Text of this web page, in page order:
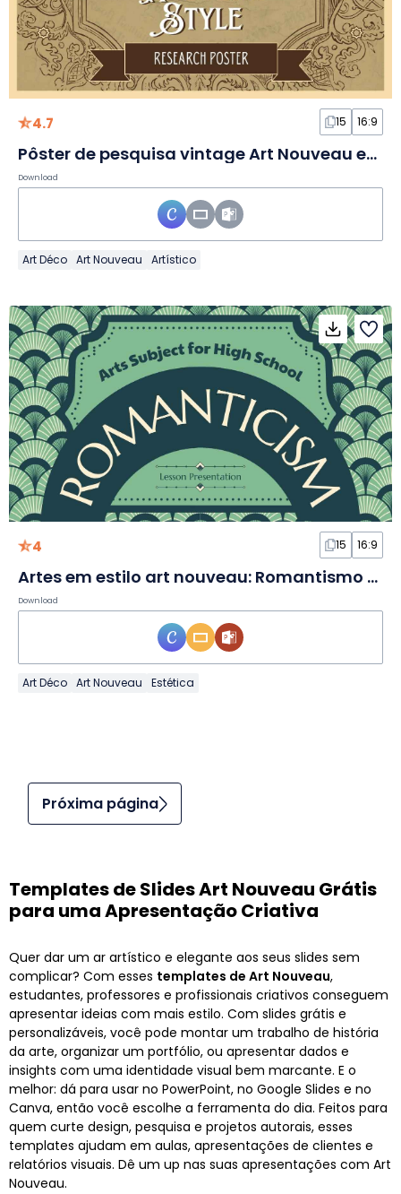
4.7 15 16:9
Pôster de pesquisa vintage Art Nouveau em Slides
Download
Art Déco Art Nouveau Artístico
4 15 16:9
Artes em estilo art nouveau: Romantismo em Slides
Download
Art Déco Art Nouveau Estética
Próxima página
Templates de Slides Art Nouveau Grátis
para uma Apresentação Criativa
Quer dar um ar artístico e elegante aos seus slides sem
complicar? Com esses templates de Art Nouveau,
estudantes, professores e profissionais criativos conseguem
apresentar ideias com mais estilo. Com slides grátis e
personalizáveis, você pode montar um trabalho de história
da arte, organizar um portfólio, ou apresentar dados e
insights com uma identidade visual bem marcante. E o
melhor: dá para usar no PowerPoint, no Google Slides e no
Canva, então você escolhe a ferramenta do dia. Feitos para
quem curte design, pesquisa e projetos autorais, esses
templates ajudam em aulas, apresentações de clientes e
relatórios visuais. Dê um up nas suas apresentações com Art
Nouveau.